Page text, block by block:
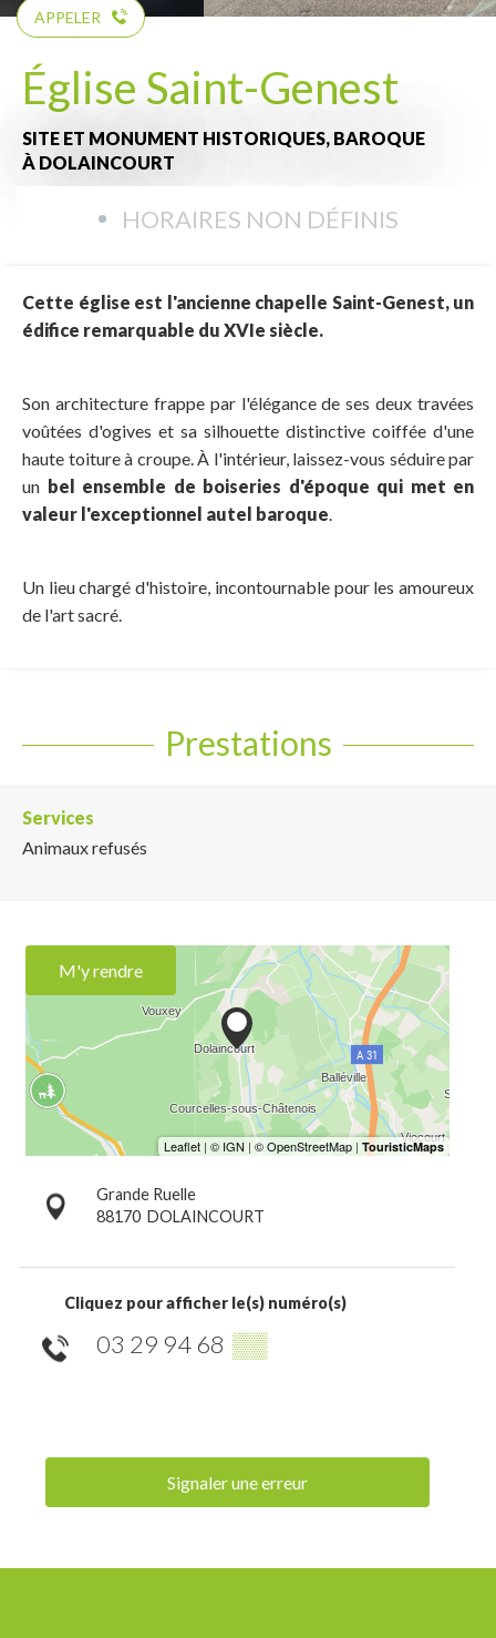
APPELER
Église Saint-Genest
SITE ET MONUMENT HISTORIQUES, BAROQUE
À DOLAINCOURT
HORAIRES NON DÉFINIS
Cette église est l'ancienne chapelle Saint-Genest, un
édifice remarquable du XVIe siècle.
Son architecture frappe par l'élégance de ses deux travées
voûtées d'ogives et sa silhouette distinctive coiffée d'une
haute toiture à croupe. À l'intérieur, laissez-vous séduire par
un bel ensemble de boiseries d'époque qui met en
valeur l'exceptionnel autel baroque
Un lieu chargé d'histoire, incontournable pour les amoureux
de l'art sacré.
Prestations
Services
Animaux refusés
M'y rendre
Grande Ruelle
88170 DOLAINCOURT
Cliquez pour afficher le(s) numéro(s)
03 29 94 68 ▒▒
Signaler une erreur